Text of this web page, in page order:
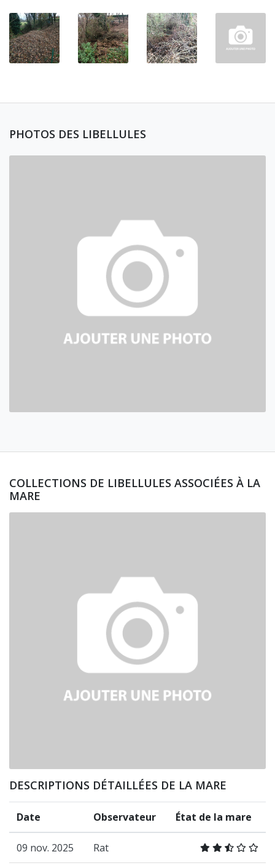
PHOTOS DES LIBELLULES
COLLECTIONS DE LIBELLULES ASSOCIÉES À LA
MARE
DESCRIPTIONS DÉTAILLÉES DE LA MARE
Date Observateur État de la mare
09 nov. 2025 Rat